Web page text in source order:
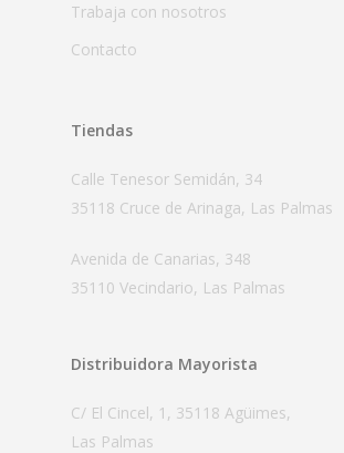
Trabaja con nosotros
Contacto
Tiendas
Calle Tenesor Semidán, 34
35118 Cruce de Arinaga, Las Palmas
Avenida de Canarias, 348
35110 Vecindario, Las Palmas
Distribuidora Mayorista
C/ El Cincel, 1, 35118 Agüimes,
Las Palmas